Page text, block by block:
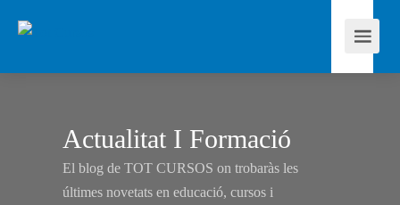
Actualitat I Formació
El blog de TOT CURSOS on trobaràs les
últimes novetats en educació, cursos i